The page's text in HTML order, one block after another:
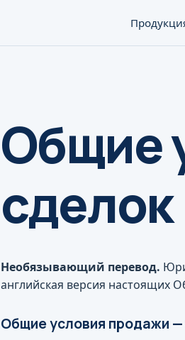
Общие
сделок
Необязывающий перевод.
английская версия настоящих
Общие условия продажи